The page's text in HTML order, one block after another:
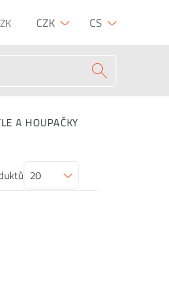
CZK CS
A HOUPAČKY